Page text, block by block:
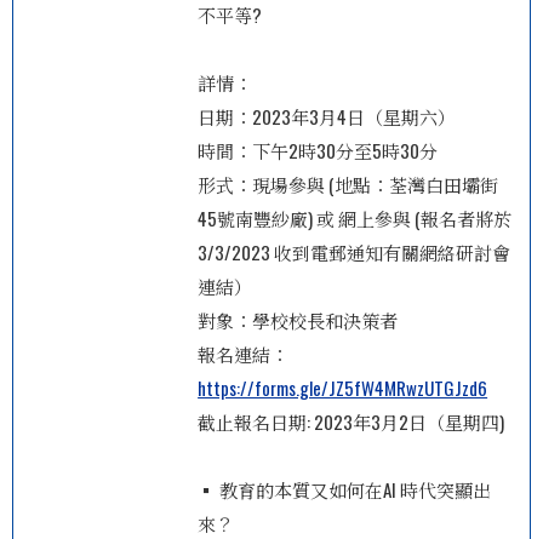
不平等?
詳情：
日期：2023年3月4日（星期六）
時間：下午2時30分至5時30分
形式：現場參與 (地點：荃灣白田壩街
45號南豐紗廠) 或 網上參與 (報名者將於
3/3/2023 收到電郵通知有關網絡研討會
連結）
對象：學校校長和決策者
報名連結：
https://forms.gle/JZ5fW4MRwzUTGJzd6
截止報名日期: 2023年3月2日（星期四)
▪ 教育的本質又如何在AI 時代突顯出
來？